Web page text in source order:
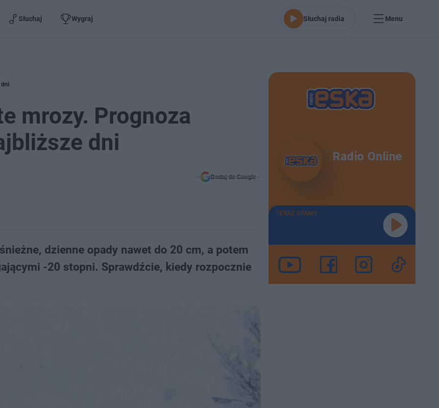
Słuchaj Wygraj Słuchaj radia Menu
dni
mrozy. Prognoza
dni
Dodaj do Google
dzienne opady nawet do 20 cm, a potem
-20 stopni. Sprawdźcie, kiedy rozpocznie
Radio Online
TERAZ GRAMY